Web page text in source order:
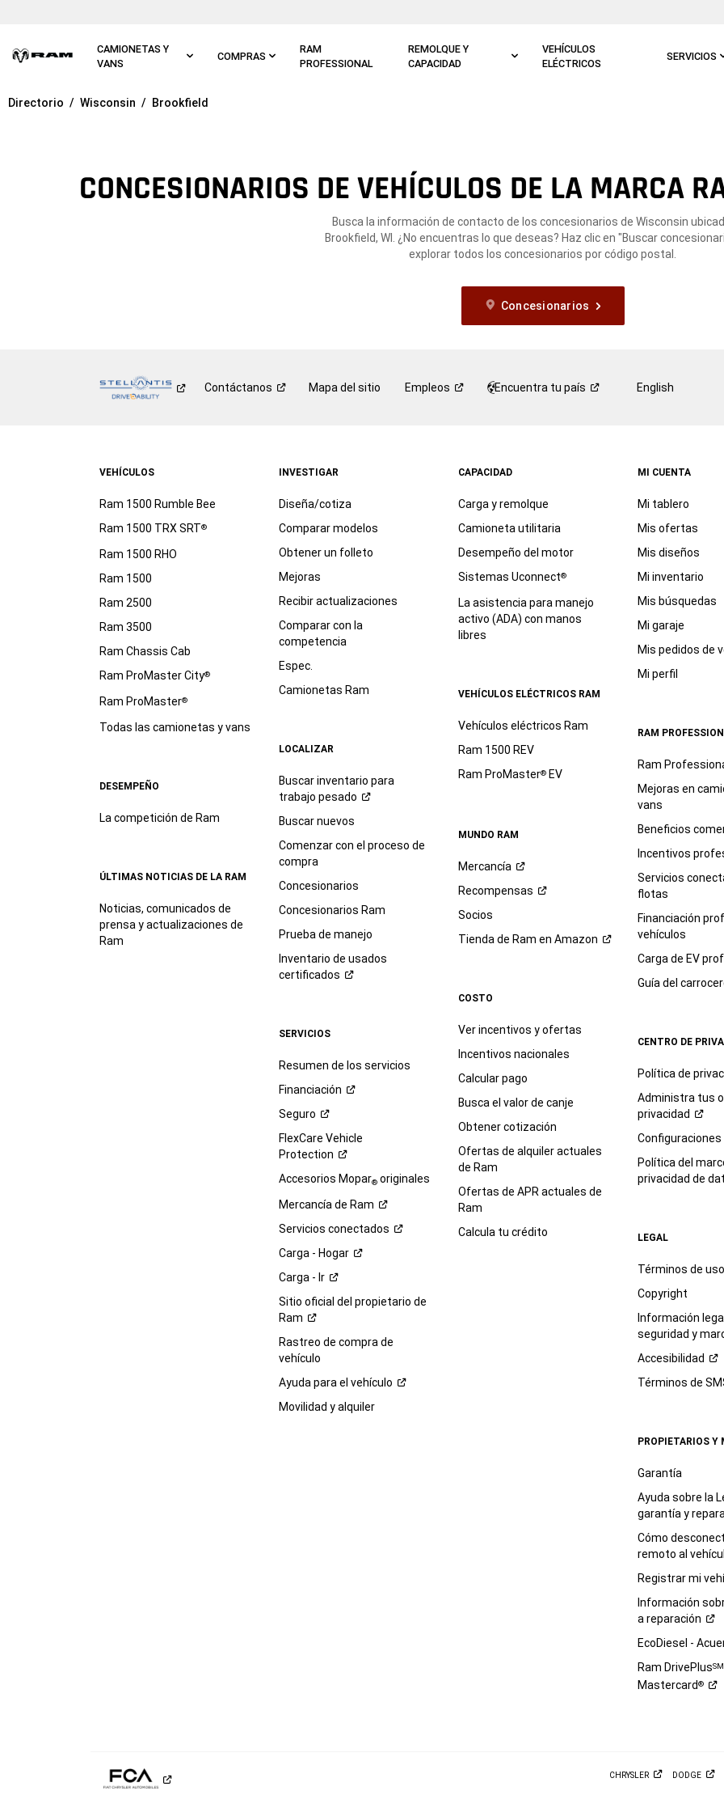
CAMIONETAS Y
VANS
COMPRAS
RAM
PROFESSIONAL
REMOLQUE Y
CAPACIDAD
VEHÍCULOS
ELÉCTRICOS
SERVICIOS
Ir a
Directorio Wisconsin Brookfield
CONCESIONARIOS DE VEHÍCULOS DE LA MARCA
Busca la información de contacto de los concesionarios de Wisconsin
Brookfield, WI. ¿No encuentras lo que deseas? Haz clic en "Buscar
explorar todos los concesionarios por código postal.
Concesionarios
Contáctanos Mapa del sitio Empleos Encuentra tu país English
VEHÍCULOS
Ram 1500 Rumble Bee
Ram 1500 TRX SRT®
Ram 1500 RHO
Ram 1500
Ram 2500
Ram 3500
Ram Chassis Cab
Ram ProMaster City®
Ram ProMaster®
Todas las camionetas y vans
DESEMPEÑO
La competición de Ram
ÚLTIMAS NOTICIAS DE LA RAM
Noticias, comunicados de
prensa y actualizaciones de
Ram
INVESTIGAR
Diseña/cotiza
Comparar modelos
Obtener un folleto
Mejoras
Recibir actualizaciones
Comparar con la
competencia
Espec.
Camionetas Ram
LOCALIZAR
Buscar inventario para
trabajo pesado
Buscar nuevos
Comenzar con el proceso de
compra
Concesionarios
Concesionarios Ram
Prueba de manejo
Inventario de usados
certificados
SERVICIOS
Resumen de los servicios
Financiación
Seguro
FlexCare Vehicle
Protection
Accesorios Mopar®originales
Mercancía de Ram
Servicios conectados
Carga - Hogar
Carga - Ir
Sitio oficial del propietario de
Ram
Rastreo de compra de
vehículo
Ayuda para el vehículo
Movilidad y alquiler
CAPACIDAD
Carga y remolque
Camioneta utilitaria
Desempeño del motor
Sistemas Uconnect®
La asistencia para manejo
activo (ADA) con manos
libres
VEHÍCULOS ELÉCTRICOS RAM
Vehículos eléctricos Ram
Ram 1500 REV
Ram ProMaster®EV
MUNDO RAM
Mercancía
Recompensas
Socios
Tienda de Ram en Amazon
COSTO
Ver incentivos y ofertas
Incentivos nacionales
Calcular pago
Busca el valor de canje
Obtener cotización
Ofertas de alquiler actuales
de Ram
Ofertas de APR actuales de
Ram
Calcula tu crédito
MI CUENTA
Mi tablero
Mis ofertas
Mis diseños
Mi inventario
Mis búsquedas
Mi garaje
Mis pedidos de
Mi perfil
RAM
Ram
Mejoras en
vans
Beneficios
Incentivos
Servicios
flotas
Financiación
vehículos
Carga de EV
Guía del
CENTRO DE
Política de
Administra tus
privacidad
Configuraciones
Política del
privacidad de
LEGAL
Términos de uso
Copyright
Información
seguridad y
Accesibilidad
Términos de
PROPIETARIOS Y
Garantía
Ayuda sobre la
garantía y
Cómo
remoto al
Registrar mi
Información
areparación
EcoDiesel -
Ram DrivePlusSM
Mastercard®
CHRYSLER DODGE